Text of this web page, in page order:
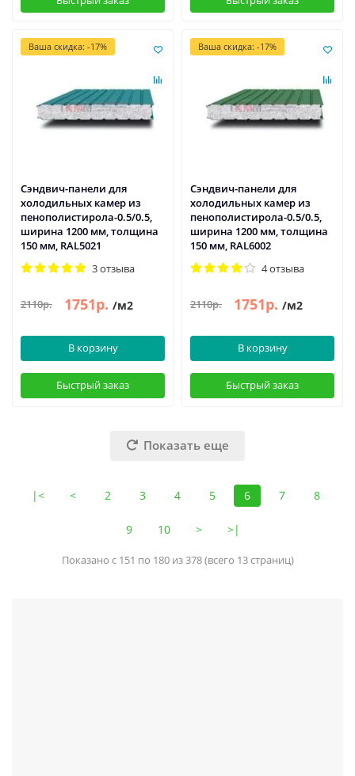
Ваша скидка: -17%
Сэндвич-панели для
холодильных камер из
пенополистирола-0.5/0.5,
ширина 1200 мм, толщина
150 мм, RAL5021
3 отзыва
2110р. 1751р. /м2
В корзину
Быстрый заказ
Ваша скидка: -17%
Сэндвич-панели для
холодильных камер из
пенополистирола-0.5/0.5,
ширина 1200 мм, толщина
150 мм, RAL6002
4 отзыва
2110р. 1751р. /м2
В корзину
Быстрый заказ
Показать еще
|< < 2 3 4 5 6 7 8
9 10 > >|
Показано с 151 по 180 из 378 (всего 13 страниц)